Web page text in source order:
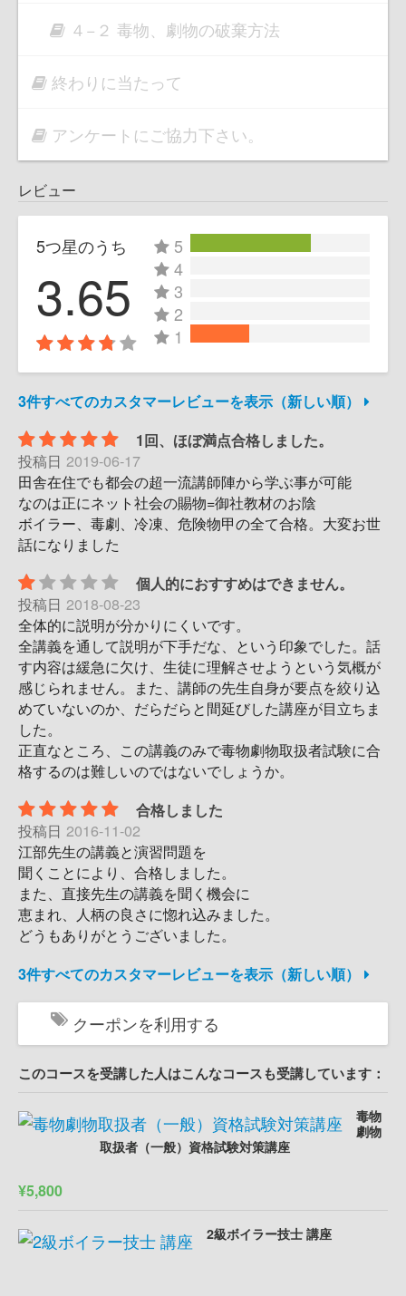
４−２ 毒物、劇物の破棄方法
終わりに当たって
アンケートにご協力下さい。
レビュー
5つ星のうち
3.65
5
4
3
2
1
3件すべてのカスタマーレビューを表示（新しい順）
1回、ほぼ満点合格しました。
投稿日 2019-06-17
田舎在住でも都会の超一流講師陣から学ぶ事が可能
なのは正にネット社会の賜物=御社教材のお陰
ボイラー、毒劇、冷凍、危険物甲の全て合格。大変お世
話になりました
個人的におすすめはできません。
投稿日 2018-08-23
全体的に説明が分かりにくいです。
全講義を通して説明が下手だな、という印象でした。話
す内容は緩急に欠け、生徒に理解させようという気概が
感じられません。また、講師の先生自身が要点を絞り込
めていないのか、だらだらと間延びした講座が目立ちま
した。
正直なところ、この講義のみで毒物劇物取扱者試験に合
格するのは難しいのではないでしょうか。
合格しました
投稿日 2016-11-02
江部先生の講義と演習問題を
聞くことにより、合格しました。
また、直接先生の講義を聞く機会に
恵まれ、人柄の良さに惚れ込みました。
どうもありがとうございました。
3件すべてのカスタマーレビューを表示（新しい順）
クーポンを利用する
このコースを受講した人はこんなコースも受講しています：
毒物
劇物
取扱者（一般）資格試験対策講座
¥5,800
2級ボイラー技士 講座